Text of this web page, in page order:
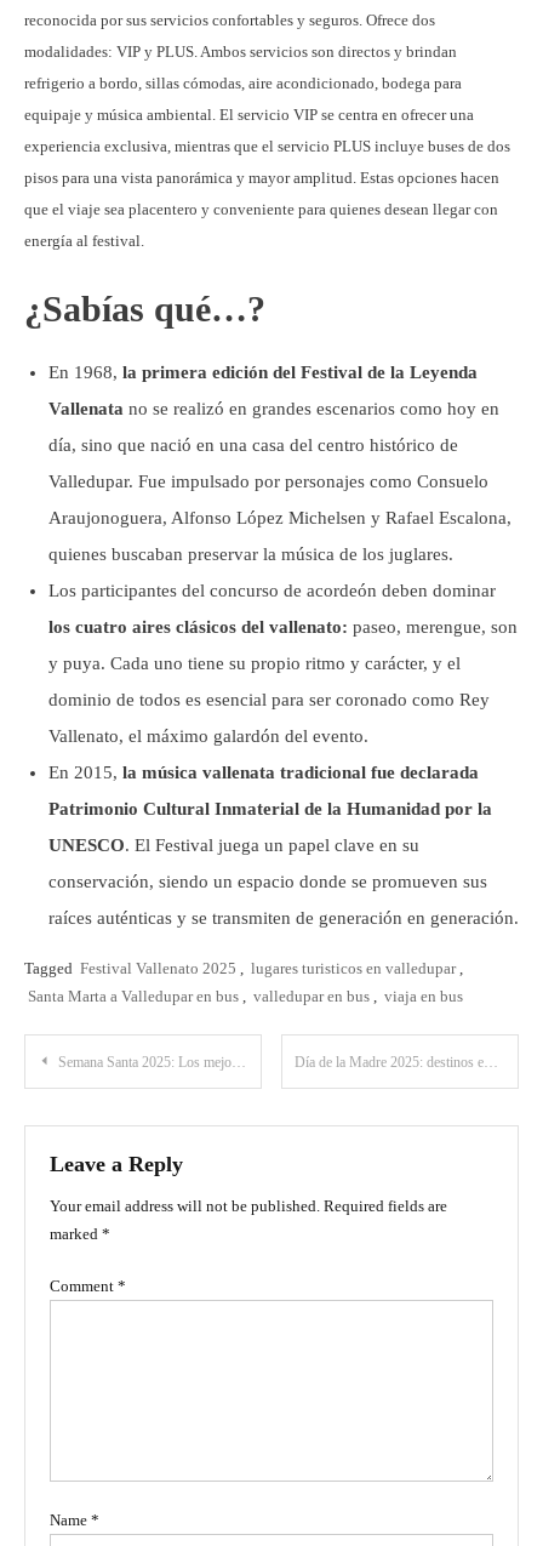
reconocida por sus servicios confortables y seguros. Ofrece dos
modalidades: VIP y PLUS. Ambos servicios son directos y brindan
refrigerio a bordo, sillas cómodas, aire acondicionado, bodega para
equipaje y música ambiental. El servicio VIP se centra en ofrecer una
experiencia exclusiva, mientras que el servicio PLUS incluye buses de dos
pisos para una vista panorámica y mayor amplitud. Estas opciones hacen
que el viaje sea placentero y conveniente para quienes desean llegar con
energía al festival.
¿Sabías qué…?
En 1968, la primera edición del Festival de la Leyenda
Vallenata no se realizó en grandes escenarios como hoy en
día, sino que nació en una casa del centro histórico de
Valledupar. Fue impulsado por personajes como Consuelo
Araujonoguera, Alfonso López Michelsen y Rafael Escalona,
quienes buscaban preservar la música de los juglares.
Los participantes del concurso de acordeón deben dominar
los cuatro aires clásicos del vallenato: paseo, merengue, son
y puya. Cada uno tiene su propio ritmo y carácter, y el
dominio de todos es esencial para ser coronado como Rey
Vallenato, el máximo galardón del evento.
En 2015, la música vallenata tradicional fue declarada
Patrimonio Cultural Inmaterial de la Humanidad por la
UNESCO. El Festival juega un papel clave en su
conservación, siendo un espacio donde se promueven sus
raíces auténticas y se transmiten de generación en generación.
Tagged Festival Vallenato 2025 , lugares turisticos en valledupar ,
Santa Marta a Valledupar en bus , valledupar en bus , viaja en bus
Post
navigation
Semana Santa 2025: Los mejores destinos religiosos en Colombia Día de la Madre 2025: destinos en Bucaramanga para consentir a mamá
Leave a Reply
Your email address will not be published. Required fields are
marked *
Comment *
Name *